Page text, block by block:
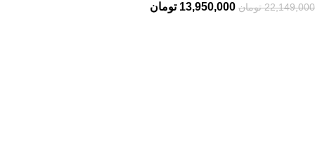
22,149,000 تومان 13,950,000 تومان